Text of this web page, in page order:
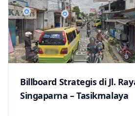
Billboard Strategis di Jl.
Singaparna – Tasikmalaya